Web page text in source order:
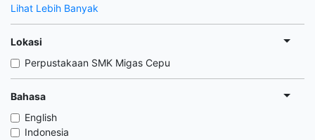
Lihat Lebih Banyak
Lokasi
Perpustakaan SMK Migas Cepu
Bahasa
English
Indonesia